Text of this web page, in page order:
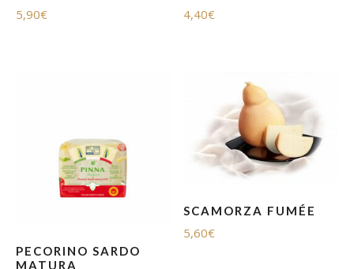
5,90€ 4,40€
PECORINO SARDO
MATURA
SCAMORZA FUMÉE
5,60€